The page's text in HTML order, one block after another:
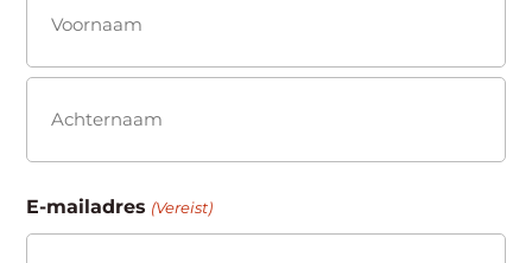
(Vereist)
Voornaam
E-mailadres (Vereist)